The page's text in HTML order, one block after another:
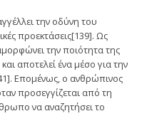
την οδύνη του
προεκτάσεις[139]. Ως
την ποιότητα της
αποτελεί ένα μέσο για την
Επομένως, ο ανθρώπινος
προσεγγίζεται από τη
να αναζητήσει το